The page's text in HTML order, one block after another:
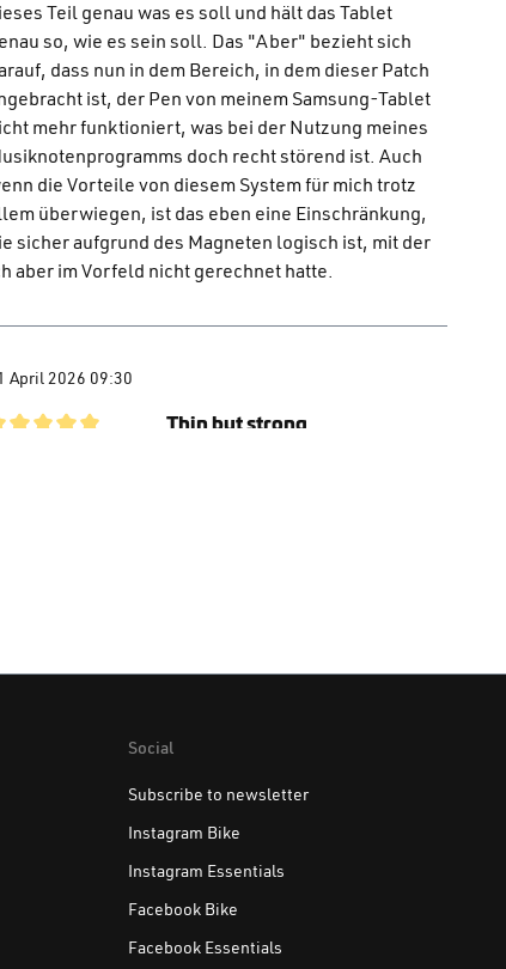
Teil genau was es soll und hält das Tablet
so, wie es sein soll. Das "Aber" bezieht sich
dass nun in dem Bereich, in dem dieser Patch
ist, der Pen von meinem Samsung-Tablet
mehr funktioniert, was bei der Nutzung meines
doch recht störend ist. Auch
die Vorteile von diesem System für mich trotz
überwiegen, ist das eben eine Einschränkung,
sicher aufgrund des Magneten logisch ist, mit der
aber im Vorfeld nicht gerechnet hatte.
April 2026 09:30
Thin but strong
Social
Subscribe to newsletter
Instagram Bike
Instagram Essentials
Facebook Bike
Facebook Essentials